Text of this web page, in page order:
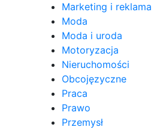
Marketing i reklama
Moda
Moda i uroda
Motoryzacja
Nieruchomości
Obcojęzyczne
Praca
Prawo
Przemysł